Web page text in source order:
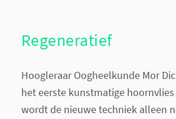
Regeneratief
Hoogleraar Oogheelkunde Mor
het eerste kunstmatige
wordt de nieuwe techniek alleen